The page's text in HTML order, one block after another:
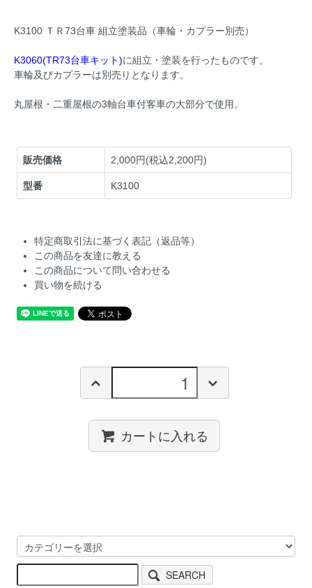
K3100 ＴＲ73台車 組立塗装品（車輪・カプラー別売）
K3060(TR73台車キット)に組立・塗装を行ったものです。
車輪及びカプラーは別売りとなります。
丸屋根・二重屋根の3軸台車付客車の大部分で使用。
販売価格 2,000円(税込2,200円)
型番 K3100
特定商取引法に基づく表記（返品等）
この商品を友達に教える
この商品について問い合わせる
買い物を続ける
カートに入れる
SEARCH